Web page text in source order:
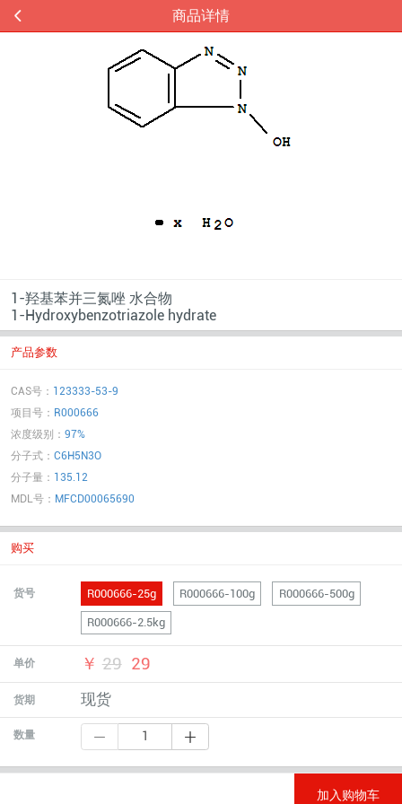
商品详情
1-羟基苯并三氮唑 水合物
1-Hydroxybenzotriazole hydrate
产品参数
CAS号： 123333-53-9
项目号： R000666
浓度级别： 97%
分子式： C6H5N3O
分子量： 135.12
MDL号： MFCD00065690
购买
货号 R000666-25g R000666-100g R000666-500g
R000666-2.5kg
单价 ￥ 29 29
货期 现货
数量
加入购物车